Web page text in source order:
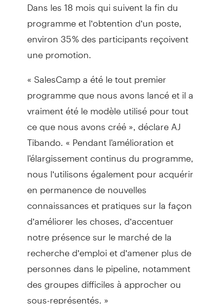
programme et l’obtention d’un poste,
environ 35 % des participants reçoivent
une promotion.
« SalesCamp a été le tout premier
programme que nous avons lancé et il a
vraiment été le modèle utilisé pour tout
ce que nous avons créé », déclare AJ
Tibando. « Pendant l'amélioration et
l'élargissement continus du programme,
nous l’utilisons également pour acquérir
en permanence de nouvelles
connaissances et pratiques sur la façon
d’améliorer les choses, d’accentuer
notre présence sur le marché de la
recherche d’emploi et d’amener plus de
personnes dans le pipeline, notamment
des groupes difficiles à approcher ou
sous-représentés. »